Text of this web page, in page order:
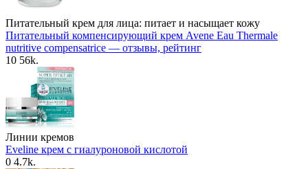
Питательный крем для лица: питает и насыщает кожу
Питательный компенсирующий крем Avene Eau Thermale
nutritive compensatrice — отзывы, рейтинг
10 56k.
Линии кремов
Eveline крем с гиалуроновой кислотой
0 4.7k.